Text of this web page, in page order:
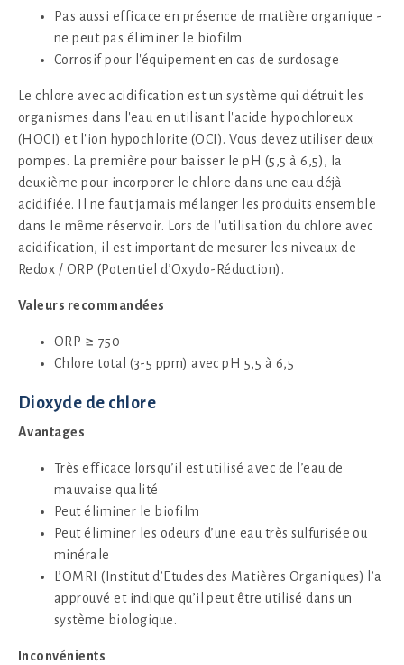
Pas aussi efficace en présence de matière organique -
ne peut pas éliminer le biofilm
Corrosif pour l'équipement en cas de surdosage
Le chlore avec acidification est un système qui détruit les
organismes dans l'eau en utilisant l'acide hypochloreux
(HOCI) et l'ion hypochlorite (OCI). Vous devez utiliser deux
pompes. La première pour baisser le pH (5,5 à 6,5), la
deuxième pour incorporer le chlore dans une eau déjà
acidifiée. Il ne faut jamais mélanger les produits ensemble
dans le même réservoir. Lors de l'utilisation du chlore avec
acidification, il est important de mesurer les niveaux de
Redox / ORP (Potentiel d’Oxydo-Réduction).
Valeurs recommandées
ORP ≥ 750
Chlore total (3-5 ppm) avec pH 5,5 à 6,5
Dioxyde de chlore
Avantages
Très efficace lorsqu’il est utilisé avec de l’eau de
mauvaise qualité
Peut éliminer le biofilm
Peut éliminer les odeurs d’une eau très sulfurisée ou
minérale
L’OMRI (Institut d’Etudes des Matières Organiques) l’a
approuvé et indique qu’il peut être utilisé dans un
système biologique.
Inconvénients